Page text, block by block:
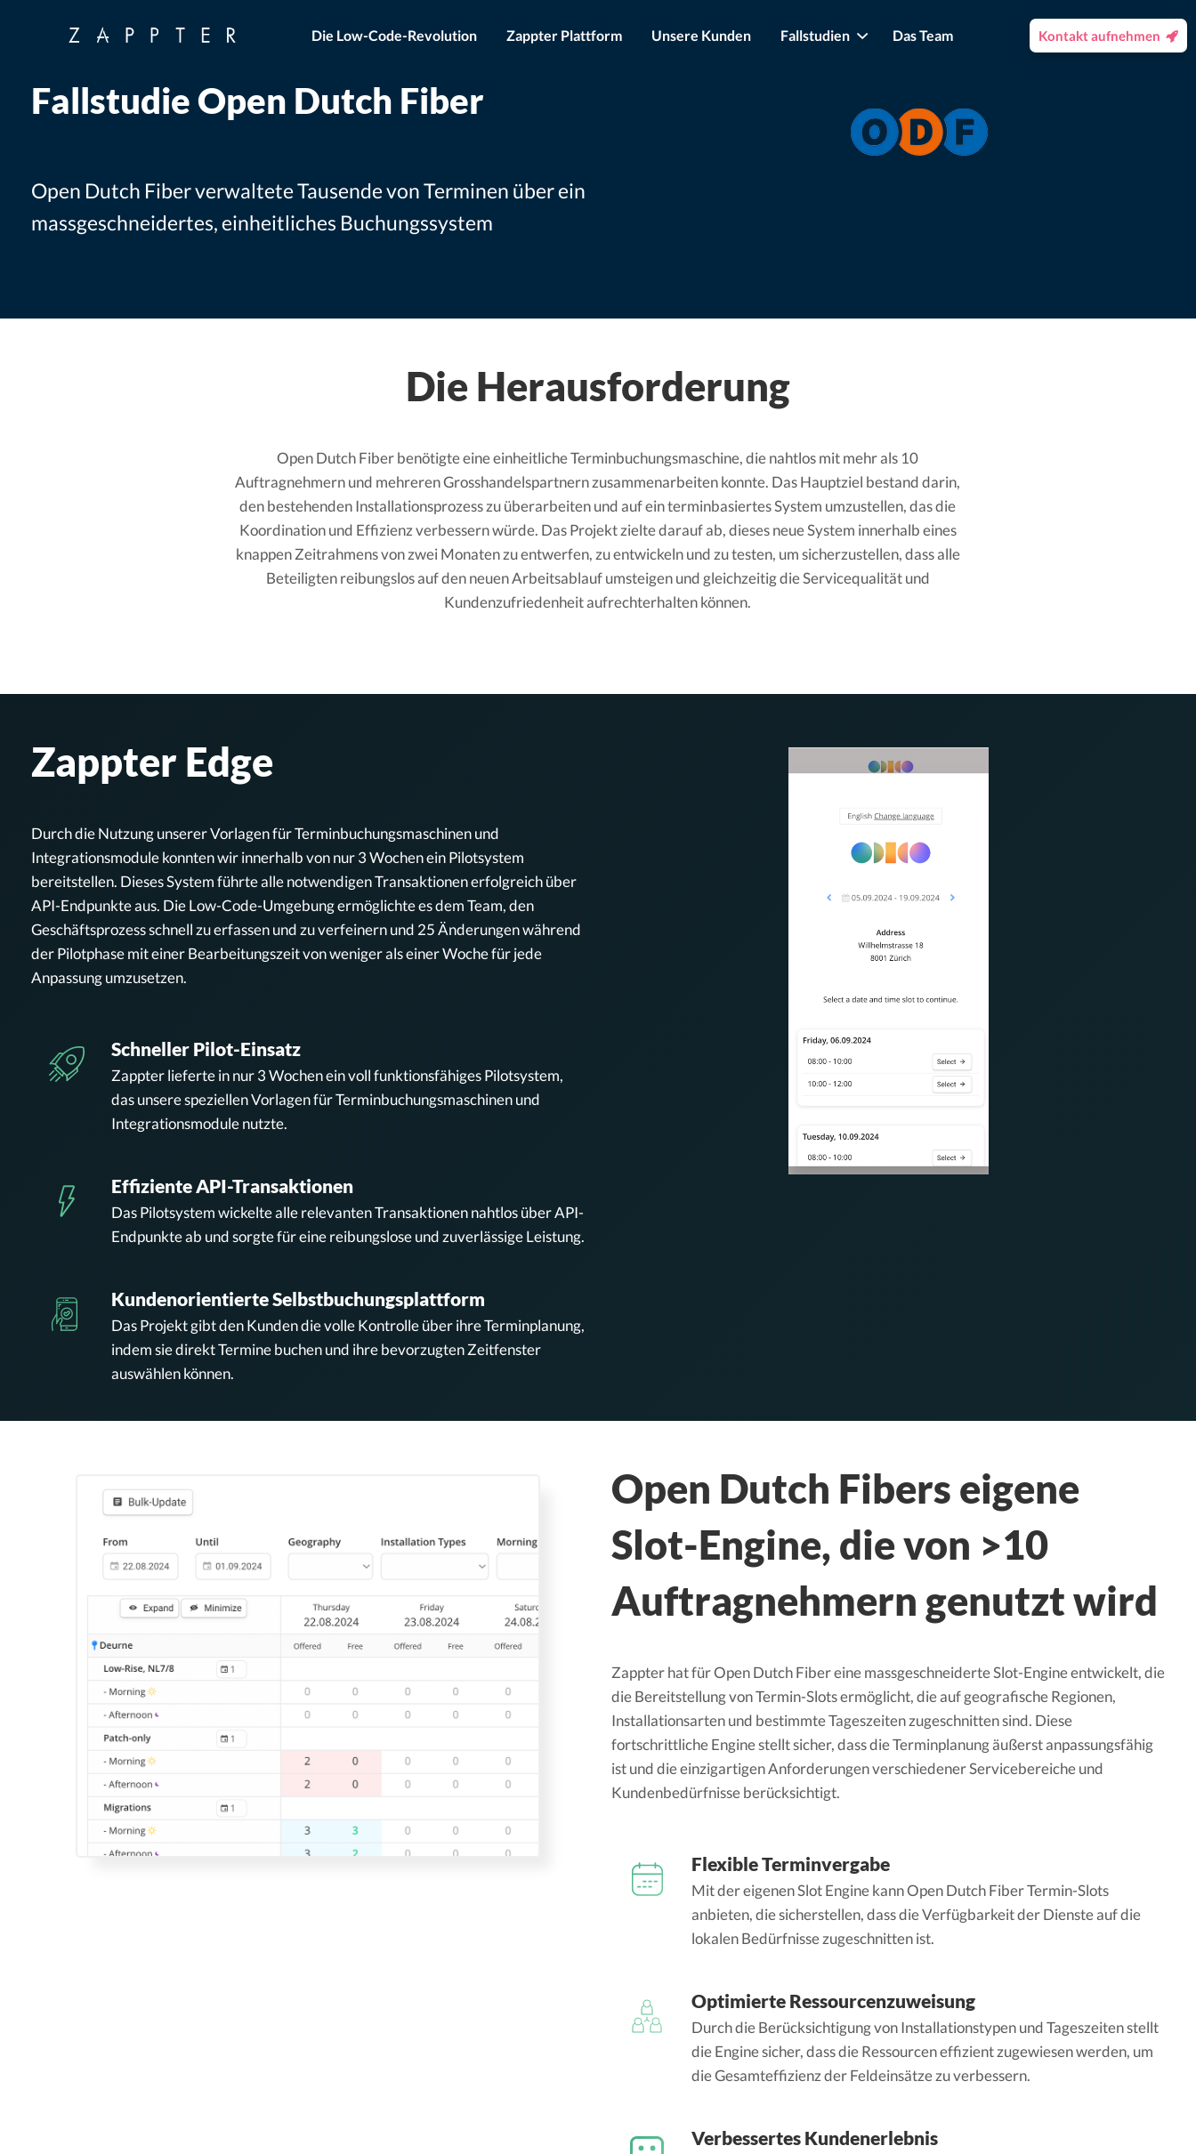
Die Low-Code-Revolution Zappter Plattform Unsere Kunden Fallstudien Das Team Kontakt aufnehmen
Fallstudie Open Dutch Fiber
Open Dutch Fiber verwaltete Tausende von Terminen über ein
massgeschneidertes, einheitliches Buchungssystem
Die Herausforderung
Open Dutch Fiber benötigte eine einheitliche Terminbuchungsmaschine, die nahtlos mit mehr als 10
Auftragnehmern und mehreren Grosshandelspartnern zusammenarbeiten konnte. Das Hauptziel bestand darin,
den bestehenden Installationsprozess zu überarbeiten und auf ein terminbasiertes System umzustellen, das die
Koordination und Effizienz verbessern würde. Das Projekt zielte darauf ab, dieses neue System innerhalb eines
knappen Zeitrahmens von zwei Monaten zu entwerfen, zu entwickeln und zu testen, um sicherzustellen, dass alle
Beteiligten reibungslos auf den neuen Arbeitsablauf umsteigen und gleichzeitig die Servicequalität und
Kundenzufriedenheit aufrechterhalten können.
Zappter Edge
Durch die Nutzung unserer Vorlagen für Terminbuchungsmaschinen und
Integrationsmodule konnten wir innerhalb von nur 3 Wochen ein Pilotsystem
bereitstellen. Dieses System führte alle notwendigen Transaktionen erfolgreich über
API-Endpunkte aus. Die Low-Code-Umgebung ermöglichte es dem Team, den
Geschäftsprozess schnell zu erfassen und zu verfeinern und 25 Änderungen während
der Pilotphase mit einer Bearbeitungszeit von weniger als einer Woche für jede
Anpassung umzusetzen.
Schneller Pilot-Einsatz
Zappter lieferte in nur 3 Wochen ein voll funktionsfähiges Pilotsystem,
das unsere speziellen Vorlagen für Terminbuchungsmaschinen und
Integrationsmodule nutzte.
Effiziente API-Transaktionen
Das Pilotsystem wickelte alle relevanten Transaktionen nahtlos über API-
Endpunkte ab und sorgte für eine reibungslose und zuverlässige Leistung.
Kundenorientierte Selbstbuchungsplattform
Das Projekt gibt den Kunden die volle Kontrolle über ihre Terminplanung,
indem sie direkt Termine buchen und ihre bevorzugten Zeitfenster
auswählen können.
Open Dutch Fibers eigene
Slot-Engine, die von >10
Auftragnehmern genutzt wird
Zappter hat für Open Dutch Fiber eine massgeschneiderte Slot-Engine entwickelt, die
die Bereitstellung von Termin-Slots ermöglicht, die auf geografische Regionen,
Installationsarten und bestimmte Tageszeiten zugeschnitten sind. Diese
fortschrittliche Engine stellt sicher, dass die Terminplanung äußerst anpassungsfähig
ist und die einzigartigen Anforderungen verschiedener Servicebereiche und
Kundenbedürfnisse berücksichtigt.
Flexible Terminvergabe
Mit der eigenen Slot Engine kann Open Dutch Fiber Termin-Slots
anbieten, die sicherstellen, dass die Verfügbarkeit der Dienste auf die
lokalen Bedürfnisse zugeschnitten ist.
Optimierte Ressourcenzuweisung
Durch die Berücksichtigung von Installationstypen und Tageszeiten stellt
die Engine sicher, dass die Ressourcen effizient zugewiesen werden, um
die Gesamteffizienz der Feldeinsätze zu verbessern.
Verbessertes Kundenerlebnis